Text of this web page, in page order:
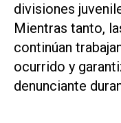
divisiones
Mientras tanto,
continúan
ocurrido y
denunciante